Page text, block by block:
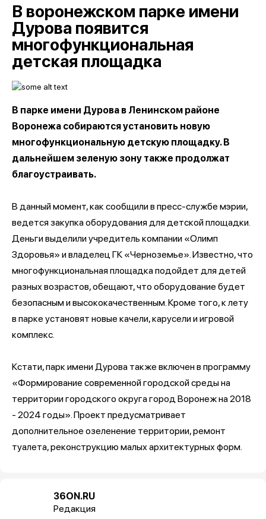
В воронежском парке имени
Дурова появится
многофункциональная
детская площадка
В парке имени Дурова в Ленинском районе
Воронежа собираются установить новую
многофункциональную детскую площадку. В
дальнейшем зеленую зону также продолжат
благоустраивать.
В данный момент, как сообщили в пресс-службе мэрии,
ведется закупка оборудования для детской площадки.
Деньги выделили учредитель компании «Олимп
Здоровья» и владелец ГК «Черноземье». Известно, что
многофункциональная площадка подойдет для детей
разных возрастов, обещают, что оборудование будет
безопасным и высококачественным. Кроме того, к лету
в парке установят новые качели, карусели и игровой
комплекс.
Кстати, парк имени Дурова также включен в программу
«Формирование современной городской среды на
территории городского округа город Воронеж на 2018
- 2024 годы». Проект предусматривает
дополнительное озеленение территории, ремонт
туалета, реконструкцию малых архитектурных форм.
36ON.RU
Редакция